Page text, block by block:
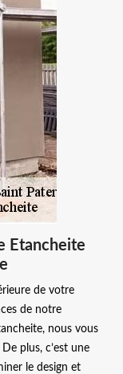
Etancheite
de votre
de notre
nous vous
plus, c’est une
le design et